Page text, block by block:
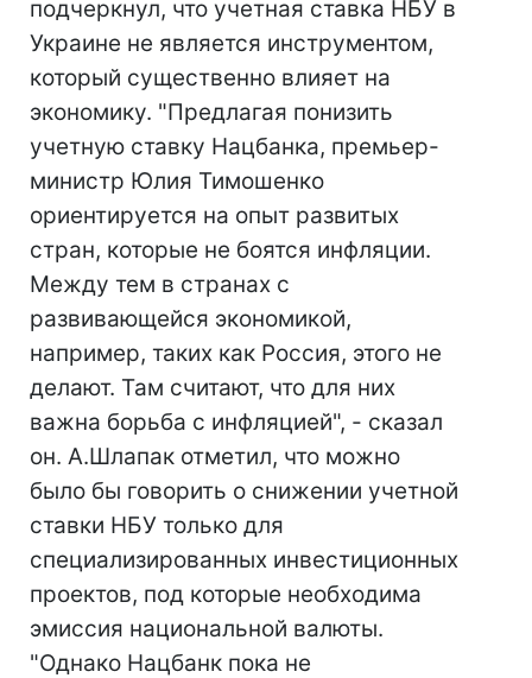
подчеркнул, что учетная ставка НБУ в
Украине не является инструментом,
который существенно влияет на
экономику. "Предлагая понизить
учетную ставку Нацбанка, премьер-
министр Юлия Тимошенко
ориентируется на опыт развитых
стран, которые не боятся инфляции.
Между тем в странах с
развивающейся экономикой,
например, таких как Россия, этого не
делают. Там считают, что для них
важна борьба с инфляцией", - сказал
он. А.Шлапак отметил, что можно
было бы говорить о снижении учетной
ставки НБУ только для
специализированных инвестиционных
проектов, под которые необходима
эмиссия национальной валюты.
"Однако Нацбанк пока не